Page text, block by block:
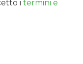
i termini e